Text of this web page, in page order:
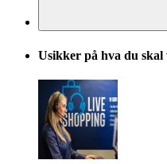
Usikker på hva du